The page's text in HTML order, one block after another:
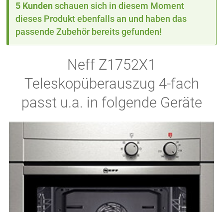
5 Kunden schauen sich in diesem Moment
dieses Produkt ebenfalls an und haben das
passende Zubehör bereits gefunden!
Neff Z1752X1
Teleskopüberauszug 4-fach
passt u.a. in folgende Geräte